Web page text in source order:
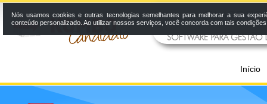
Início
Nós usamos cookies e outras tecnologias semelhantes para melhorar a sua
conteúdo personalizado. Ao utilizar nossos serviços, você concorda com tais